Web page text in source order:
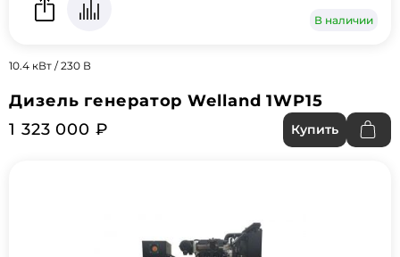
В наличии
10.4 кВт / 230 В
Дизель генератор Welland 1WP15
1 323 000 ₽
Купить